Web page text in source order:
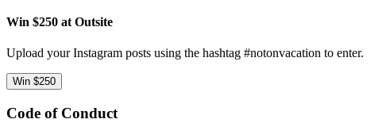
Win $250 at Outsite
Upload your Instagram posts using the hashtag #notonvacation to enter.
Win $250
Code of Conduct